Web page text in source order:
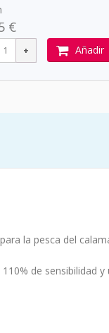
€
Añadir
la pesca del
de sensibilidad